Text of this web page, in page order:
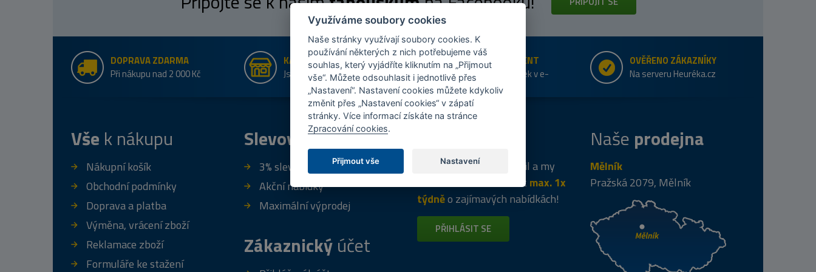
DOPRAVA ZDARMA
Při nákupu nad 2 000 Kč
KAMENNÉ PRODEJNY
Jsme na trhu více než 10 let
ŠIROKÝ SORTIMENT
Přes 20 tis. položek v e-
shopu
OVĚŘENO ZÁKAZNÍKY
Na serveru Heuréka.cz
Vše k nákupu
Nákupní košík
Obchodní podmínky
Doprava a platba
Výměna, vrácení zboží
Reklamace zboží
Formuláře ke stažení
Slevový program
3% sleva za registraci
Akční nabídky
Maximální výprodej
Zákaznickýúčet
Napište nám svůj e-mail a my
vás budeme informovat max. 1x
týdněo zajímavých nabídkách!
PŘIHLÁSIT SE
Naše prodejna
Mělník
Pražská 2079, Mělník
Využíváme soubory cookies
Naše stránky využívají soubory cookies. K
používání některých z nich potřebujeme váš
souhlas, který vyjádříte kliknutím na „Přijmout
vše“. Můžete odsouhlasit i jednotlivě přes
„Nastavení“. Nastavení cookies můžete kdykoliv
změnit přes „Nastavení cookies“ v zápatí
stránky. Více informací získáte na stránce
Zpracování cookies.
Přijmout vše Nastavení